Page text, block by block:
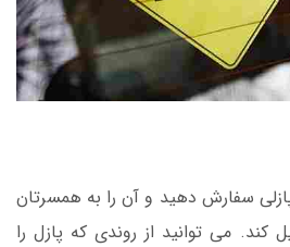
سفارش دهید و آن را به همسرتان
کند. می توانید از روندی که پازل را